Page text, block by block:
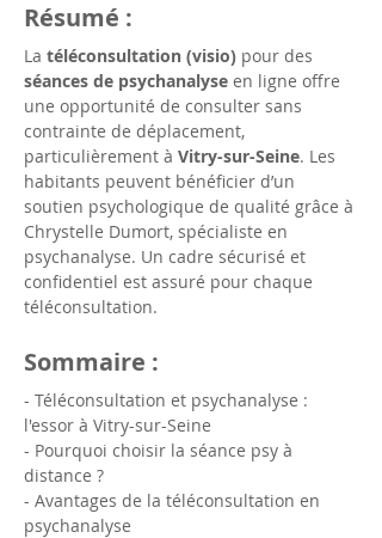
Résumé :
La téléconsultation (visio) pour des
séances de psychanalyse en ligne offre
une opportunité de consulter sans
contrainte de déplacement,
particulièrement à Vitry-sur-Seine. Les
habitants peuvent bénéficier d’un
soutien psychologique de qualité grâce à
Chrystelle Dumort, spécialiste en
psychanalyse. Un cadre sécurisé et
confidentiel est assuré pour chaque
téléconsultation.
Sommaire :
- Téléconsultation et psychanalyse :
l'essor à Vitry-sur-Seine
- Pourquoi choisir la séance psy à
distance ?
- Avantages de la téléconsultation en
psychanalyse